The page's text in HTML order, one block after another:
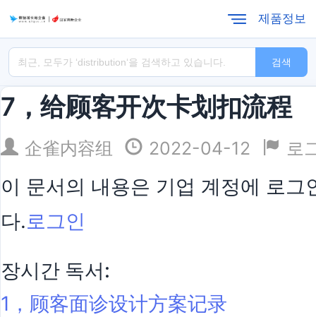
제품정보
검색
7，给顾客开次卡划扣流程
企雀内容组 2022-04-12 로
이 문서의 내용은 기업 계정에 로그
다.로그인
장시간 독서:
1，顾客面诊设计方案记录